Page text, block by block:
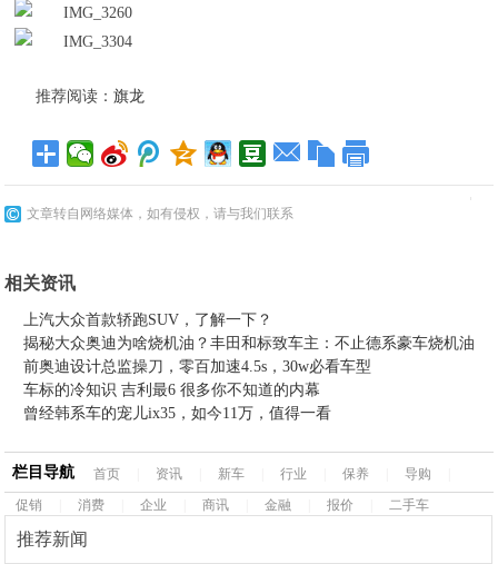
推荐阅读：旗龙
文章转自网络媒体，如有侵权，请与我们联系
相关资讯
上汽大众首款轿跑SUV，了解一下？
揭秘大众奥迪为啥烧机油？丰田和标致车主：不止德系豪车烧机油
前奥迪设计总监操刀，零百加速4.5s，30w必看车型
车标的冷知识 吉利最6 很多你不知道的内幕
曾经韩系车的宠儿ix35，如今11万，值得一看
栏目导航 首页 资讯 新车 行业 保养 导购
促销
消费 企业 商讯 金融 报价 二手车
推荐新闻